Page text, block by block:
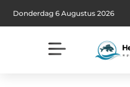
Donderdag 6 Augustus 2026